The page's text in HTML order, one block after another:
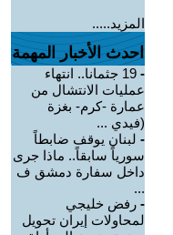
المزيد.....
احدث الأخبار المهمة
-
19 جثمانا.. انتهاء
عمليات الانتشال من
عمارة -كرم- بغزة
(فيدي ...
- لبنان يوقف ضابطاً
سورياً سابقاً.. ماذا جرى
داخل سفارة دمشق ف
...
- رفض خليجي
لمحاولات إيران تحويل